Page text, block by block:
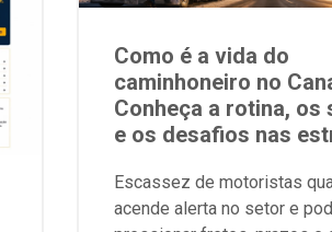
Como é a vida do
caminhoneiro no
Conheça a rotina, os
e os desafios nas
Escassez de motoristas
acende alerta no setor e